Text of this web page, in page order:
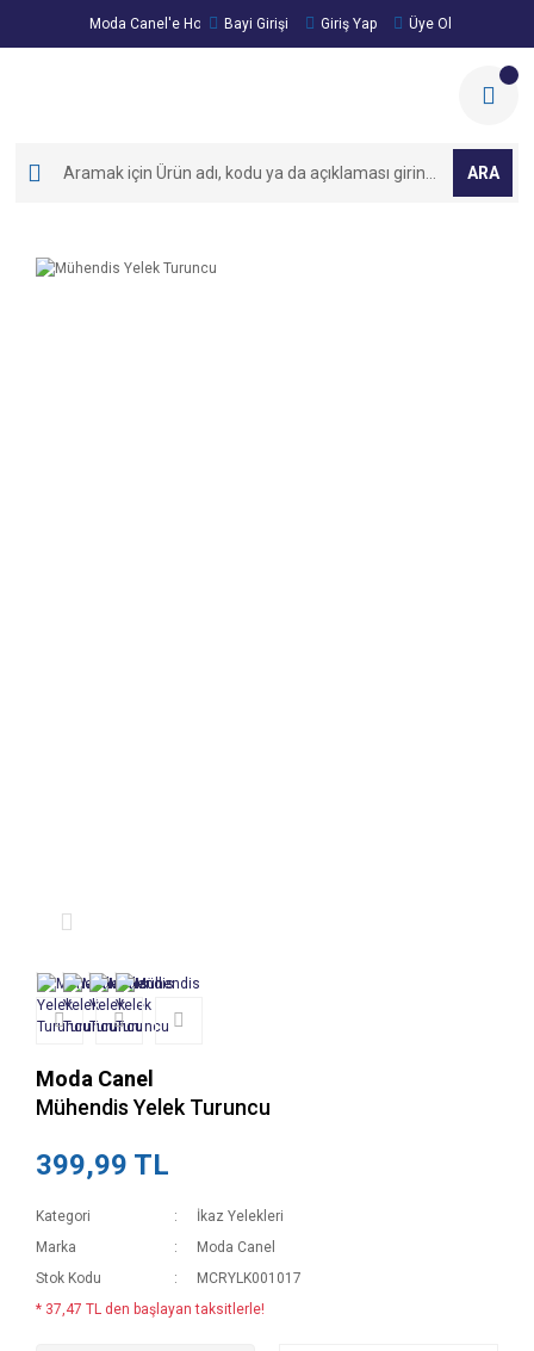
Moda Canel'e Hoşgeldiniz!
Bayi Girişi Giriş Yap Üye Ol
ARA
Moda Canel
Mühendis Yelek Turuncu
399,99 TL
Kategori
İkaz Yelekleri
Marka
Moda Canel
Stok Kodu
MCRYLK001017
* 37,47 TL den başlayan taksitlerle!